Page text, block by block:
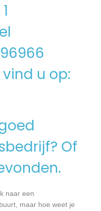
u op:
Of
naar een
maar hoe weet je